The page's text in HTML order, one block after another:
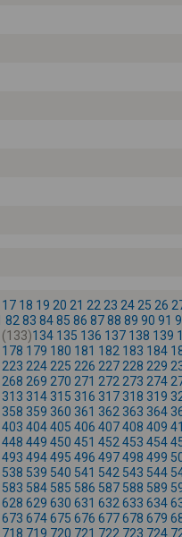
17 18 19 20 21 22 23 24 25 26
82 83 8485 86 8788 89 90 91
(133)134 135 136 137 138 139
178 179 180 181 182 183 184
223 224 225 226 227 228 229
268 269 270 271 272 273 274
313 314 315 316 317 318 319
358 359 360 361 362 363 364
403 404405 406 407408 409
448 449 450 451 452 453 454
493 494495 496 497498 499
538 539 540 541 542 543 544
583 584 585 586 587 588 589
628 629 630 631 632 633 634
673 674675 676 677678 679
718 719 720 721 722 723 724